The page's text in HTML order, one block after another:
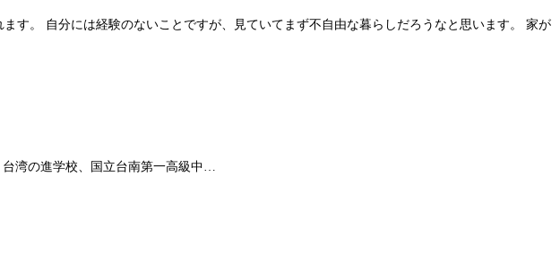
す。 自分には経験のないことですが、見ていてまず不自由な暮らしだろうなと思います。 家が
台湾の進学校、国立台南第一高級中…